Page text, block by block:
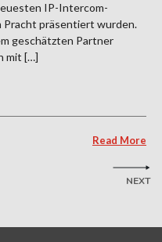
IP-Intercom-
Pracht präsentiert wurden.
geschätzten Partner
mit […]
Read More
NEXT